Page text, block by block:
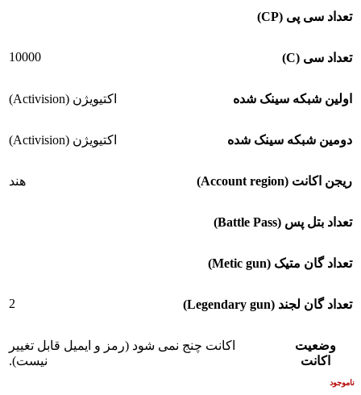
تعداد سی پی (CP)
تعداد سی (C) 10000
اولین شبکه سینک شده اکتیویژن (Activision)
دومین شبکه سینک شده اکتیویژن (Activision)
ریجن اکانت (Account region) هند
تعداد بتل پس (Battle Pass)
تعداد گان متیک (Metic gun)
تعداد گان لجند (Legendary gun) 2
وضعیت
اکانت
اکانت چنج نمی شود (رمز و ایمیل قابل تغییر
نیست).
ناموجود